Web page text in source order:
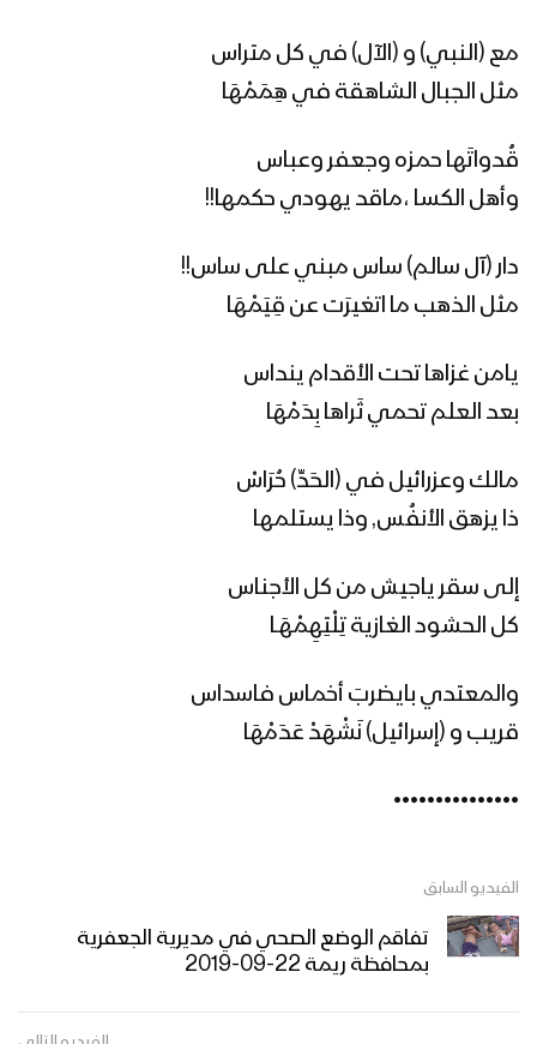
زامل بلاد الروس | عيسى الليث – 1441هـ
مونتاج زامل نصر من الله | عيسى الليث –
الليث – 1441هـ
– 1440هـ
زامل للبطولة سجلوني يماني – عيسى
الليث – 1441هـ
مونتاج زامل | عيدنا الأفضل – عيسى الليث
– 1440هـ
زامل عيد الشهيد – عيسى الليث
مع (النبي) و (الآل) في كل متراس
مثل الجبال الشاهقة في هِمَمْهَا
قُدواتَها حمزه وجعفر وعباس
وأهل الكسا ،ماقد يهودي حكمها!!
دار (آل سالم) ساس مبني على ساس!!
مثل الذهب ما اتغيرَت عن قِيَمْهَا
يامن غزاها تحت الأقدام ينداس
بعد العلم تحمي ثَراها بِدَمْهَا
مالك وعزرائيل في (الحَدِّ) حُرَاسْ
ذا يزهق الأنفُس, وذا يستلمها
إلى سقر ياجيش من كل الأجناس
كل الحشود الغازية تِلْتِهِمْهَـا
والمعتدي بايضربَ أخماس فاسداس
قريب و (إسرائيل) نَشْهَدْ عَدَمْهَا
•••••••••••••••
الفيديو السابق
تفاقم الوضع الصحي في مديرية الجعفرية
بمحافظة ريمة 22-09-2019